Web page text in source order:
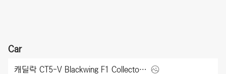
Car
캐딜락 CT5-V Blackwing F1 Collector Series (2026)